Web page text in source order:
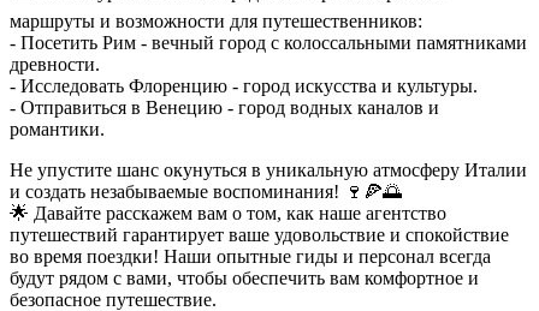
маршруты и возможности для путешественников:
- Посетить Рим - вечный город с колоссальными памятниками
древности.
- Исследовать Флоренцию - город искусства и культуры.
- Отправиться в Венецию - город водных каналов и
романтики.
Не упустите шанс окунуться в уникальную атмосферу Италии
и создать незабываемые воспоминания! 🍷🍕🌅
🌟 Давайте расскажем вам о том, как наше агентство
путешествий гарантирует ваше удовольствие и спокойствие
во время поездки! Наши опытные гиды и персонал всегда
будут рядом с вами, чтобы обеспечить вам комфортное и
безопасное путешествие.